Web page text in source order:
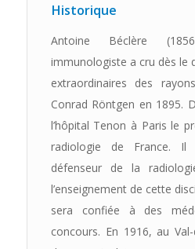
Historique
Antoine Béclère
immunologiste a cru dès le
extraordinaires des
Conrad Röntgen en 1895.
l’hôpital Tenon à Paris le
radiologie de France.
défenseur de la
l’enseignement de cette
sera confiée à des
concours. En 1916, au